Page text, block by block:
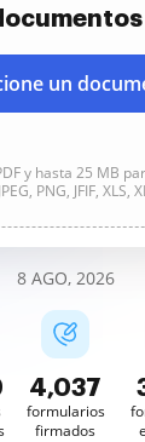
un
y hasta 25 MB
PNG, JFIF, XLS,
8 AGO, 2026
4,037
formularios
firmados